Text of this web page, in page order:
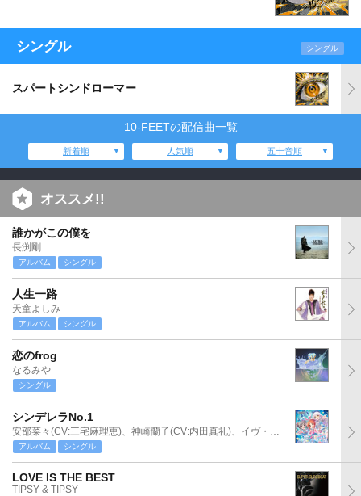
シングル シングル
スパートシンドローマー
10-FEETの配信曲一覧
新着順 人気順 五十音順
オススメ!!
誰かがこの僕を
長渕剛
アルバム シングル
人生一路
天童よしみ
アルバム シングル
恋のfrog
なるみや
シングル
シンデレラNo.1
安部菜々(CV:三宅麻理恵)、神崎蘭子(CV:内田真礼)、イヴ・サンタクロース(CV:松永あかね)
アルバム シングル
LOVE IS THE BEST
TIPSY & TIPSY